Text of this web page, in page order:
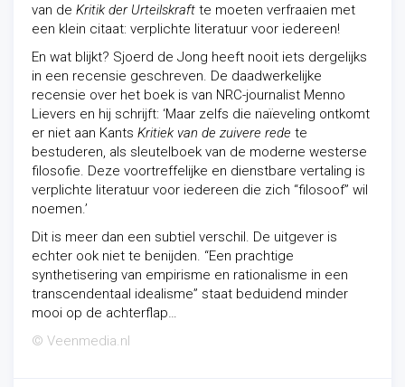
van de Kritik der Urteilskraft te moeten verfraaien met
een klein citaat: verplichte literatuur voor iedereen!
En wat blijkt? Sjoerd de Jong heeft nooit iets dergelijks
in een recensie geschreven. De daadwerkelijke
recensie over het boek is van NRC-journalist Menno
Lievers en hij schrijft: ‘Maar zelfs die naïeveling ontkomt
er niet aan Kants Kritiek van de zuivere rede te
bestuderen, als sleutelboek van de moderne westerse
filosofie. Deze voortreffelijke en dienstbare vertaling is
verplichte literatuur voor iedereen die zich “filosoof” wil
noemen.’
Dit is meer dan een subtiel verschil. De uitgever is
echter ook niet te benijden. “Een prachtige
synthetisering van empirisme en rationalisme in een
transcendentaal idealisme” staat beduidend minder
mooi op de achterflap…
© Veenmedia.nl